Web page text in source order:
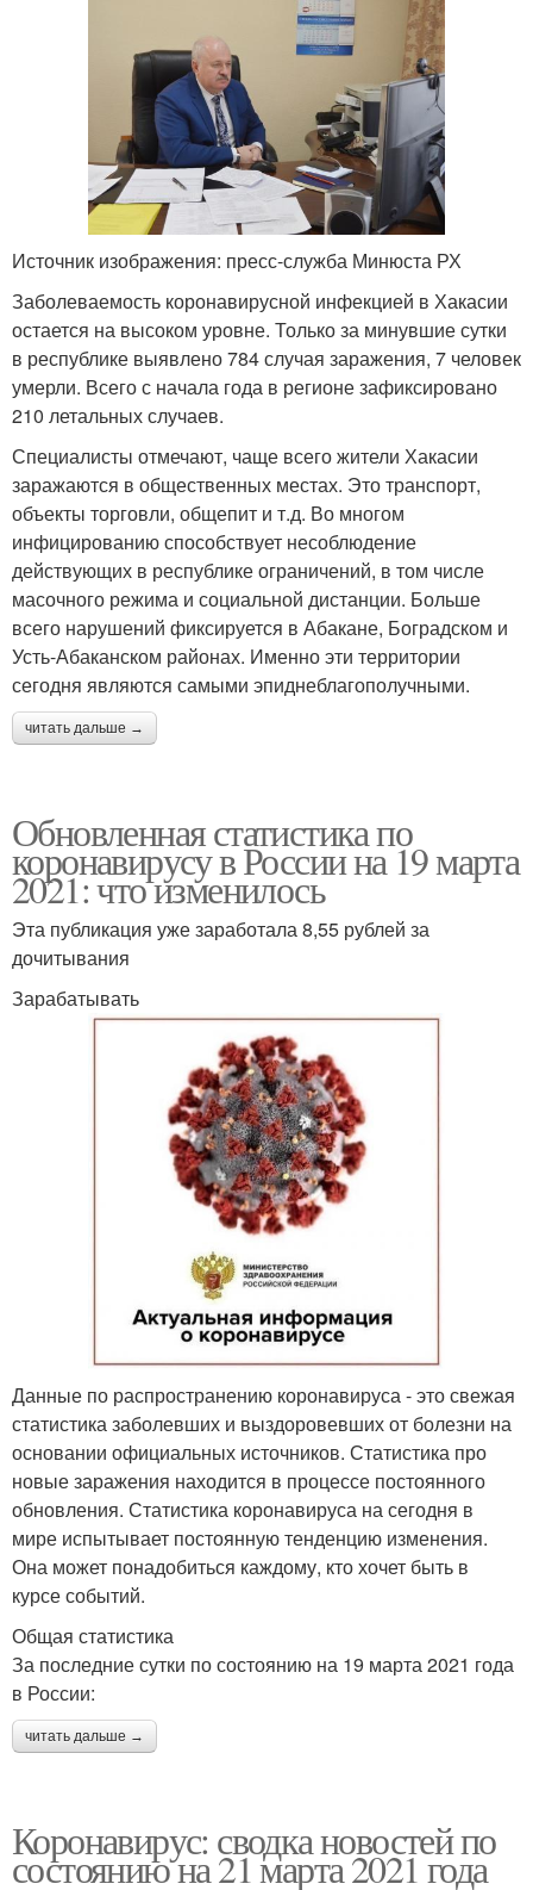
Источник изображения: пресс-служба Минюста РХ
Заболеваемость коронавирусной инфекцией в Хакасии
остается на высоком уровне. Только за минувшие сутки
в республике выявлено 784 случая заражения, 7 человек
умерли. Всего с начала года в регионе зафиксировано
210 летальных случаев.
Специалисты отмечают, чаще всего жители Хакасии
заражаются в общественных местах. Это транспорт,
объекты торговли, общепит и т.д. Во многом
инфицированию способствует несоблюдение
действующих в республике ограничений, в том числе
масочного режима и социальной дистанции. Больше
всего нарушений фиксируется в Абакане, Боградском и
Усть-Абаканском районах. Именно эти территории
сегодня являются самыми эпиднеблагополучными.
читать дальше →
Обновленная статистика по
коронавирусу в России на 19 марта
2021: что изменилось
Эта публикация уже заработала 8,55 рублей за
дочитывания
Зарабатывать
Данные по распространению коронавируса - это свежая
статистика заболевших и выздоровевших от болезни на
основании официальных источников. Статистика про
новые заражения находится в процессе постоянного
обновления. Статистика коронавируса на сегодня в
мире испытывает постоянную тенденцию изменения.
Она может понадобиться каждому, кто хочет быть в
курсе событий.
Общая статистика
За последние сутки по состоянию на 19 марта 2021 года
в России:
читать дальше →
Коронавирус: сводка новостей по
состоянию на 21 марта 2021 года